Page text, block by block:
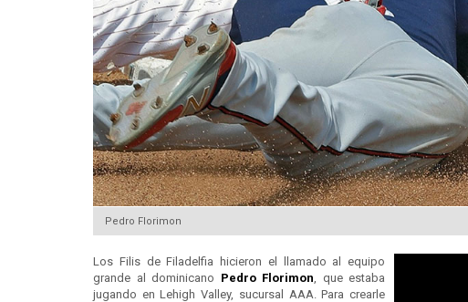
Pedro Florimon
Los Filis de Filadelfia hicieron el llamado al equipo
grande al dominicano Pedro Florimon , que estaba
jugando en Lehigh Valley, sucursal AAA. Para crearle